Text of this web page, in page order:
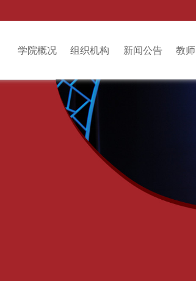
学院概况 组织机构 新闻公告 教